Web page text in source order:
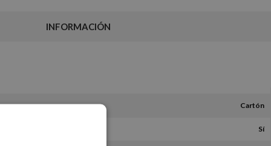
INFORMACIÓN
Cartón
Sí